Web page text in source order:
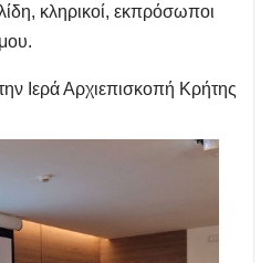
κληρικοί, εκπρόσωποι
Ιερά Αρχιεπισκοπή Κρήτης